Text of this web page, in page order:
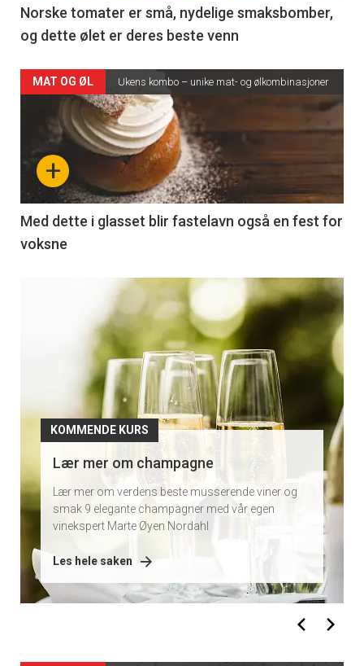
Norske tomater er små, nydelige smaksbomber,
og dette ølet er deres beste venn
+
MAT OG ØL Ukens kombo – unike mat- og ølkombinasjoner
Med dette i glasset blir fastelavn også en fest for
voksne
Kommende
KOMMENDE KURS
Smak et bredt utvalg av rødviner og
oppdag forskjellene
Vil du smake 8 deilige rødviner og lære mer om
hvorfor de er så forskjellige? Ta med deg en venn
eller kom alene og få en god innføring.
Les hele saken